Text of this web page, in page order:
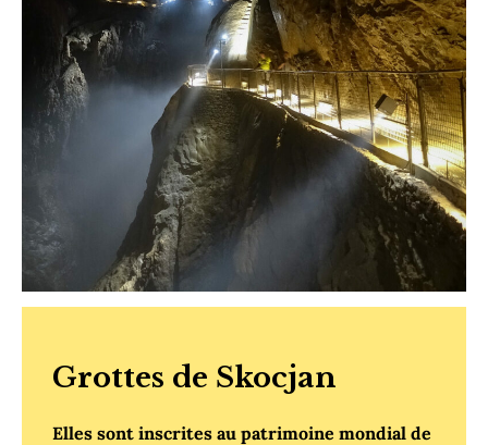
Grottes de Skocjan
Elles sont inscrites au patrimoine mondial de